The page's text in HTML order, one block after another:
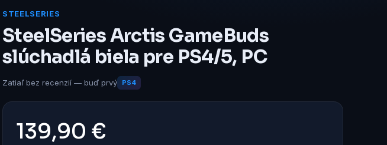
STEELSERIES
SteelSeries Arctis GameBuds
slúchadlá biela pre PS4/5, PC
Zatiaľ bez recenzií — buď prvý PS4
139,90 €